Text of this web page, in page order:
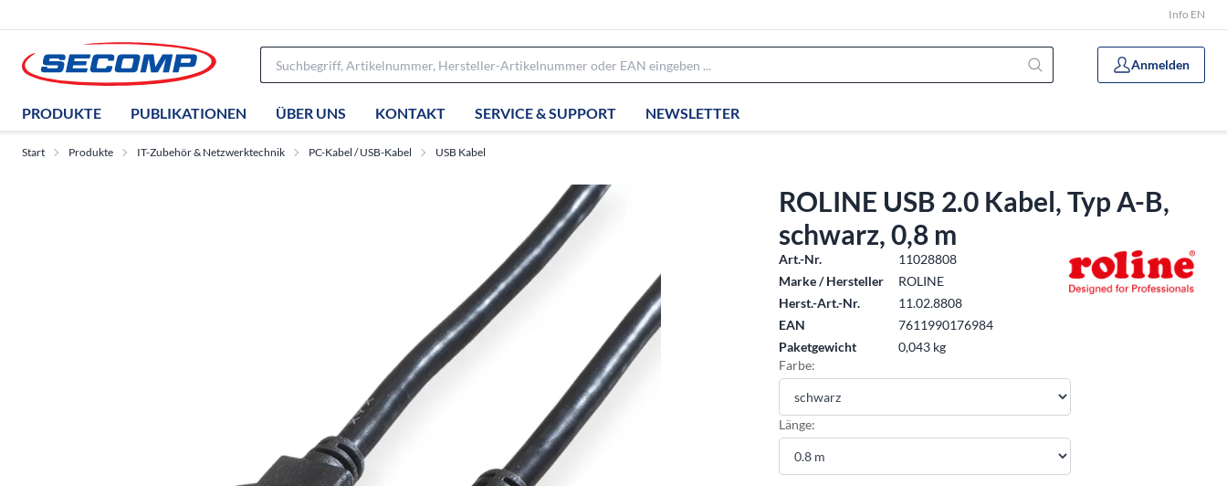
Info EN
Anmelden
PRODUKTE PUBLIKATIONEN ÜBER UNS KONTAKT SERVICE & SUPPORT NEWSLETTER
Start Produkte IT-Zubehör & Netzwerktechnik PC-Kabel / USB-Kabel USB Kabel
ROLINE USB 2.0 Kabel, Typ A-B,
schwarz, 0,8 m
Art.-Nr.
11028808
Marke / Hersteller
ROLINE
Herst.-Art.-Nr.
11.02.8808
EAN
7611990176984
Paketgewicht
0,043 kg
Farbe:
Länge: